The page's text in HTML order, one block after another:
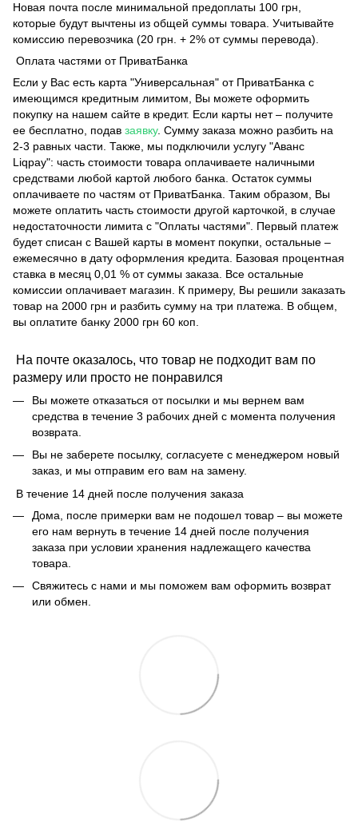
Новая почта после минимальной предоплаты 100 грн,
которые будут вычтены из общей суммы товара. Учитывайте
комиссию перевозчика (20 грн. + 2% от суммы перевода).
Оплата частями от ПриватБанка
Если у Вас есть карта "Универсальная" от ПриватБанка с
имеющимся кредитным лимитом, Вы можете оформить
покупку на нашем сайте в кредит. Если карты нет – получите
ее бесплатно, подав заявку. Сумму заказа можно разбить на
2-3 равных части. Также, мы подключили услугу "Аванс
Liqpay": часть стоимости товара оплачиваете наличными
средствами любой картой любого банка. Остаток суммы
оплачиваете по частям от ПриватБанка. Таким образом, Вы
можете оплатить часть стоимости другой карточкой, в случае
недостаточности лимита с "Оплаты частями". Первый платеж
будет списан с Вашей карты в момент покупки, остальные –
ежемесячно в дату оформления кредита. Базовая процентная
ставка в месяц 0,01 % от суммы заказа. Все остальные
комиссии оплачивает магазин. К примеру, Вы решили заказать
товар на 2000 грн и разбить сумму на три платежа. В общем,
вы оплатите банку 2000 грн 60 коп.
На почте оказалось, что товар не подходит вам по
размеру или просто не понравился
Вы можете отказаться от посылки и мы вернем вам
средства в течение 3 рабочих дней с момента получения
возврата.
Вы не заберете посылку, согласуете с менеджером новый
заказ, и мы отправим его вам на замену.
В течение 14 дней после получения заказа
Дома, после примерки вам не подошел товар – вы можете
его нам вернуть в течение 14 дней после получения
заказа при условии хранения надлежащего качества
товара.
Свяжитесь с нами и мы поможем вам оформить возврат
или обмен.